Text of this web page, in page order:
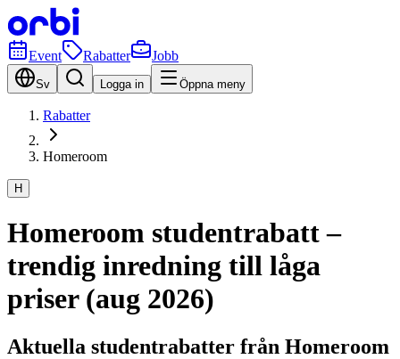
Event Rabatter Jobb
Sv Logga in Öppna meny
Rabatter
Homeroom
H
Homeroom studentrabatt –
trendig inredning till låga
priser (aug 2026)
Aktuella studentrabatter från Homeroom